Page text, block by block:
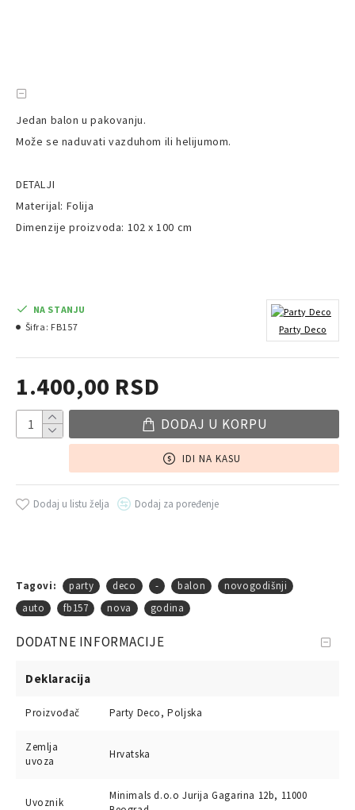
Jedan balon u pakovanju.
Može se naduvati vazduhom ili helijumom.
DETALJI
Materijal: Folija
Dimenzije proizvoda: 102 x 100 cm
1.400,00 RSD
NA STANJU
Šifra: FB157 Party Deco
DODAJ U KORPU
IDI NA KASU
Dodaj u listu želja Dodaj za poređenje
Tagovi: party deco - balon
novogodišnji
auto
fb157 nova godina
DODATNE INFORMACIJE
Deklaracija
Proizvođač Party Deco, Poljska
Zemlja
uvoza
Hrvatska
Uvoznik
Minimals d.o.o Jurija Gagarina 12b, 11000